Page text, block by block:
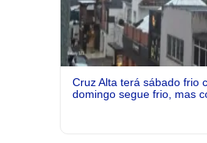
Cruz Alta terá sábado frio
domingo segue frio, mas